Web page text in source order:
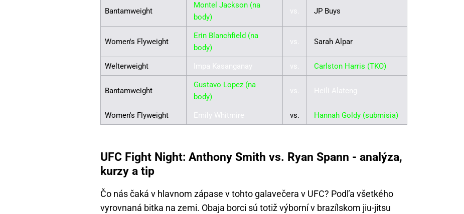
Bantamweight
Montel Jackson (na
body)
vs. JP Buys
Women's Flyweight
Erin Blanchfield (na
body)
vs. Sarah Alpar
Welterweight Impa Kasanganay vs. Carlston Harris (TKO)
Bantamweight
Gustavo Lopez (na
body)
vs. Heili Alateng
Women's Flyweight Emily Whitmire vs. Hannah Goldy (submisia)
UFC Fight Night: Anthony Smith vs. Ryan Spann - analýza,
kurzy a tip
Čo nás čaká v hlavnom zápase v tohto galavečera v UFC? Podľa všetkého
vyrovnaná bitka na zemi. Obaja borci sú totiž výborní v brazílskom jiu-jitsu